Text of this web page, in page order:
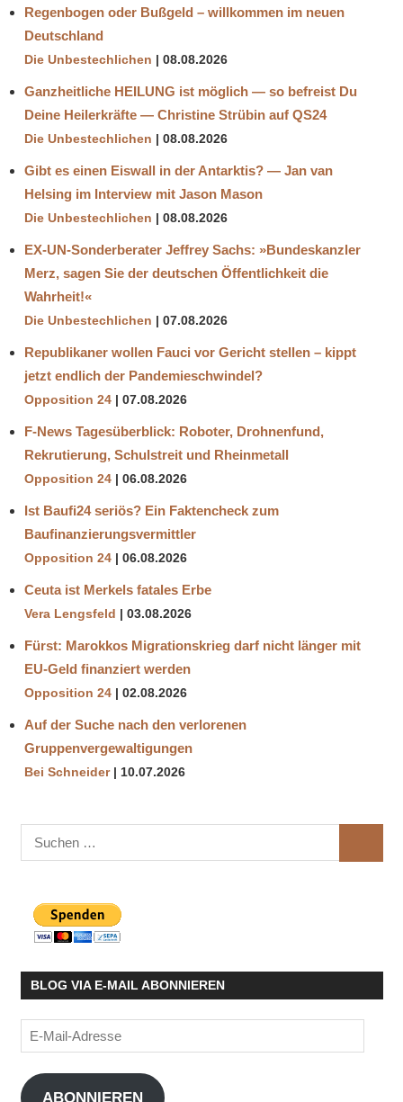
Regenbogen oder Bußgeld – willkommen im neuen
Deutschland
Die Unbestechlichen 08.08.2026
Ganzheitliche HEILUNG ist möglich — so befreist Du
Deine Heilerkräfte — Christine Strübin auf QS24
Die Unbestechlichen 08.08.2026
Gibt es einen Eiswall in der Antarktis? — Jan van
Helsing im Interview mit Jason Mason
Die Unbestechlichen 08.08.2026
EX-UN-Sonderberater Jeffrey Sachs: »Bundeskanzler
Merz, sagen Sie der deutschen Öffentlichkeit die
Wahrheit!«
Die Unbestechlichen 07.08.2026
Republikaner wollen Fauci vor Gericht stellen – kippt
jetzt endlich der Pandemieschwindel?
Opposition 24 07.08.2026
F-News Tagesüberblick: Roboter, Drohnenfund,
Rekrutierung, Schulstreit und Rheinmetall
Opposition 24 06.08.2026
Ist Baufi24 seriös? Ein Faktencheck zum
Baufinanzierungsvermittler
Opposition 24 06.08.2026
Ceuta ist Merkels fatales Erbe
Vera Lengsfeld 03.08.2026
Fürst: Marokkos Migrationskrieg darf nicht länger mit
EU-Geld finanziert werden
Opposition 24 02.08.2026
Auf der Suche nach den verlorenen
Gruppenvergewaltigungen
Bei Schneider 10.07.2026
Suchen
nach:
BLOG VIA E-MAIL ABONNIEREN
E-
Mail-
Adresse
ABONNIEREN